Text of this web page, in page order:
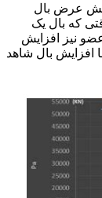
با افزایش عرض بال
که بال یک
نیز افزایش
افزایش بال شاهد